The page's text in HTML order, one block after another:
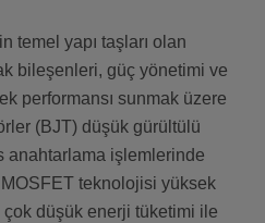
temel yapı taşları olan
bileşenleri, güç yönetimi ve
performansı sunmak üzere
(BJT) düşük gürültülü
anahtarlama işlemlerinde
MOSFET teknolojisi yüksek
düşük enerji tüketimi ile